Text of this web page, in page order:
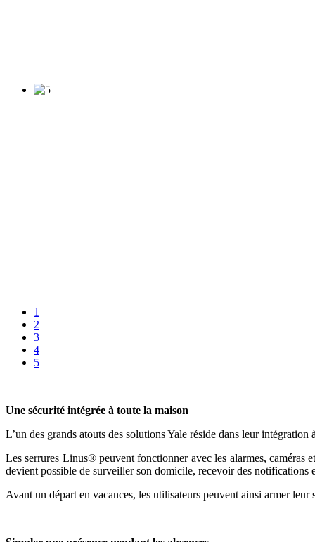
1
2
3
4
5
Une sécurité intégrée à toute la maison
L’un des grands atouts des solutions Yale réside dans leur
Les serrures Linus® peuvent fonctionner avec les alarmes, caméras
devient possible de surveiller son domicile, recevoir des notifications
Avant un départ en vacances, les utilisateurs peuvent ainsi armer